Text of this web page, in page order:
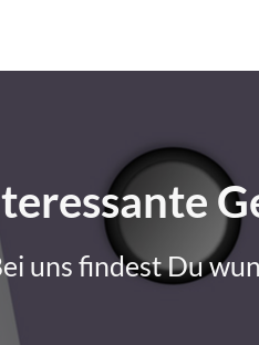
uns findest Du